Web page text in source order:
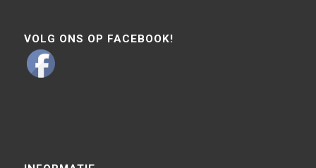
VOLG ONS OP FACEBOOK!